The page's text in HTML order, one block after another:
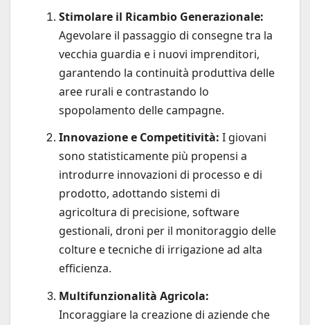
Stimolare il Ricambio Generazionale:
Agevolare il passaggio di consegne tra la
vecchia guardia e i nuovi imprenditori,
garantendo la continuità produttiva delle
aree rurali e contrastando lo
spopolamento delle campagne.
Innovazione e Competitività: I giovani
sono statisticamente più propensi a
introdurre innovazioni di processo e di
prodotto, adottando sistemi di
agricoltura di precisione, software
gestionali, droni per il monitoraggio delle
colture e tecniche di irrigazione ad alta
efficienza.
Multifunzionalità Agricola:
Incoraggiare la creazione di aziende che